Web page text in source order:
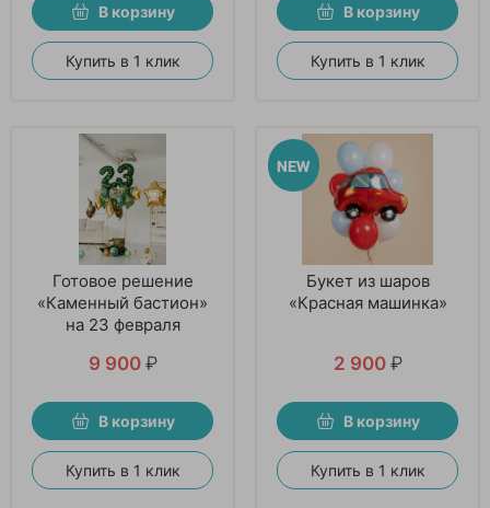
В корзину
Купить в 1 клик
В корзину
Купить в 1 клик
Готовое решение
«Каменный бастион»
на 23 февраля
9 900 ₽
В корзину
Купить в 1 клик
Букет из шаров
«Красная машинка»
2 900 ₽
В корзину
Купить в 1 клик